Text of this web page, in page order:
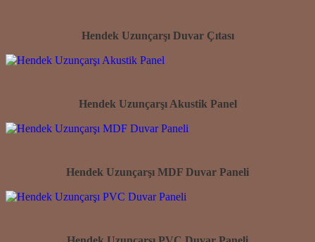
Hendek Uzunçarşı Duvar Çıtası
Hendek Uzunçarşı Akustik Panel
Hendek Uzunçarşı MDF Duvar Paneli